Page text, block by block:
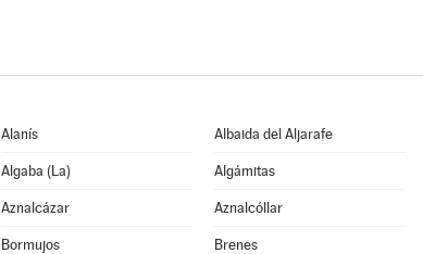
Alanís Albaida del Aljarafe
Algaba (La) Algámitas
Aznalcázar Aznalcóllar
Bormujos Brenes